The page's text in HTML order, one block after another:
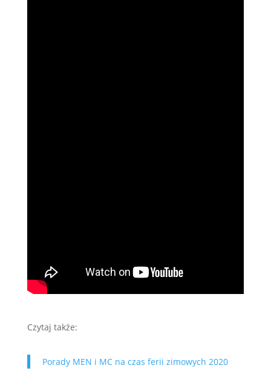
Czytaj także:
Porady MEN i MC na czas ferii zimowych 2020